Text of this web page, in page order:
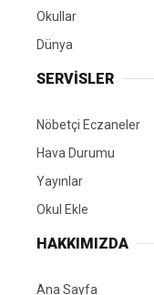
Okullar
Dünya
SERVİSLER
Nöbetçi Eczaneler
Hava Durumu
Yayınlar
Okul Ekle
HAKKIMIZDA
Ana Sayfa